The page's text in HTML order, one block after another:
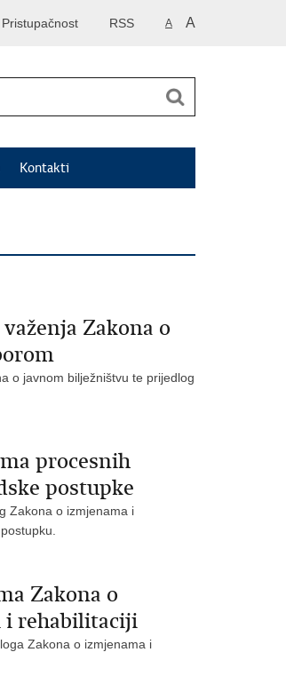
A A
RSS
Pristupačnost
Kontakti
Zakona o
o javnom bilježništvu te prijedlog
procesnih
postupke
Zakona o izmjenama i
Zakona o
i rehabilitaciji
Zakona o izmjenama i